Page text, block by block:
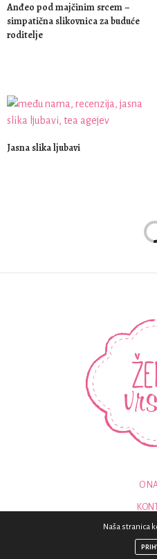
Anđeo pod majčinim srcem –
simpatična slikovnica za buduće
roditelje
Jasna slika ljubavi
O
© 2018 - SVA PRAVA
Naša stranica